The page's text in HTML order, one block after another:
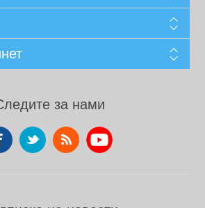
за нами